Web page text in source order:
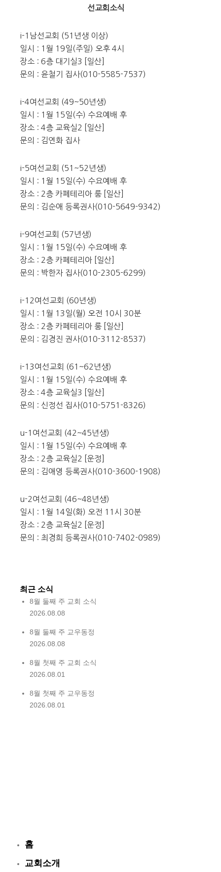
선교회소식
i-1남선교회 (51년생 이상)
일시 : 1월 19일(주일) 오후 4시
장소 : 6층 대기실3 [일산]
문의 : 윤철기 집사(010-5585-7537)
i-4여선교회 (49~50년생)
일시 : 1월 15일(수) 수요예배 후
장소 : 4층 교육실2 [일산]
문의 : 김연화 집사
i-5여선교회 (51~52년생)
일시 : 1월 15일(수) 수요예배 후
장소 : 2층 카페테리아 룸 [일산]
문의 : 김순애 등록권사(010-5649-9342)
i-9여선교회 (57년생)
일시 : 1월 15일(수) 수요예배 후
장소 : 2층 카페테리아 [일산]
문의 : 박한자 집사(010-2305-6299)
i-12여선교회 (60년생)
일시 : 1월 13일(월) 오전 10시 30분
장소 : 2층 카페테리아 룸 [일산]
문의 : 김경진 권사(010-3112-8537)
i-13여선교회 (61~62년생)
일시 : 1월 15일(수) 수요예배 후
장소 : 4층 교육실3 [일산]
문의 : 신정선 집사(010-5751-8326)
u-1여선교회 (42~45년생)
일시 : 1월 15일(수) 수요예배 후
장소 : 2층 교육실2 [운정]
문의 : 김애영 등록권사(010-3600-1908)
u-2여선교회 (46~48년생)
일시 : 1월 14일(화) 오전 11시 30분
장소 : 2층 교육실2 [운정]
문의 : 최경희 등록권사(010-7402-0989)
최근 소식
8월 둘째 주 교회 소식
2026.08.08
8월 둘째 주 교우동정
2026.08.08
8월 첫째 주 교회 소식
2026.08.01
8월 첫째 주 교우동정
2026.08.01
홈
교회소개